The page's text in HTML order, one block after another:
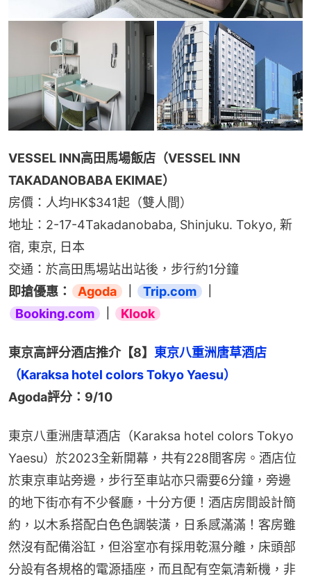
VESSEL INN高田馬場飯店（VESSEL INN
TAKADANOBABA EKIMAE）
房價：人均HK$341起（雙人間）
地址：2-17-4Takadanobaba, Shinjuku. Tokyo, 新
宿, 東京, 日本
交通：於高田馬場站出站後，步行約1分鐘
即搶優惠：
Agoda Trip.com
Booking.com
Klook
東京高評分酒店推介【8】 東京八重洲唐草酒店
（Karaksa hotel colors Tokyo Yaesu）
Agoda評分：9/10
東京八重洲唐草酒店（Karaksa hotel colors Tokyo
Yaesu）於2023全新開幕，共有228間客房。酒店位
於東京車站旁邊，步行至車站亦只需要6分鐘，旁邊
的地下街亦有不少餐廳，十分方便！酒店房間設計簡
約，以木系搭配白色色調裝潢，日系感滿滿！客房雖
然沒有配備浴缸，但浴室亦有採用乾濕分離，床頭部
分設有各規格的電源插座，而且配有空氣清新機，非